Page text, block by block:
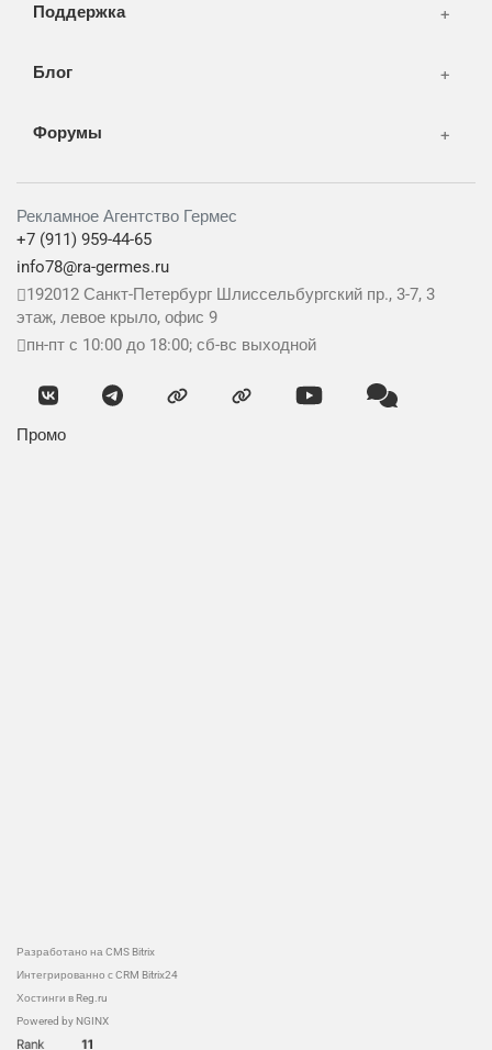
Поддержка
Блог
Форумы
Рекламное Агентство Гермес
+7 (911) 959-44-65
info78@ra-germes.ru
192012 Санкт-Петербург Шлиссельбургский пр., 3-7, 3
этаж, левое крыло, офис 9
пн-пт с 10:00 до 18:00; сб-вс выходной
Промо
Разработано на CMS Bitrix
Интегрированно с CRM Bitrix24
Хостинги в Reg.ru
Powered by NGINX